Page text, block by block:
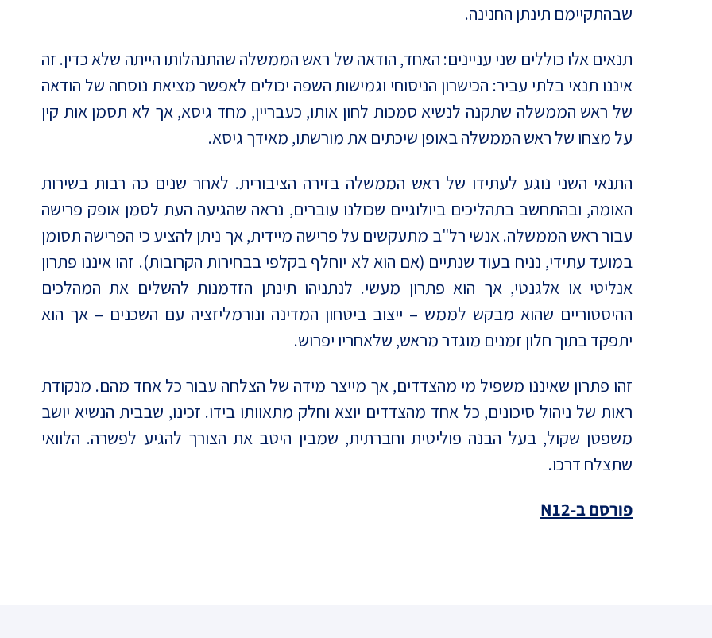
שבהתקיימם תינתן החנינה.
תנאים אלו כוללים שני עניינים: האחד, הודאה של ראש הממשלה שהתנהלותו הייתה שלא כדין. זה
איננו תנאי בלתי עביר: הכישרון הניסוחי וגמישות השפה יכולים לאפשר מציאת נוסחה של הודאה
של ראש הממשלה שתקנה לנשיא סמכות לחון אותו, כעבריין, מחד גיסא, אך לא תסמן אות קין
על מצחו של ראש הממשלה באופן שיכתים את מורשתו, מאידך גיסא.
התנאי השני נוגע לעתידו של ראש הממשלה בזירה הציבורית. לאחר שנים כה רבות בשירות
האומה, ובהתחשב בתהליכים ביולוגיים שכולנו עוברים, נראה שהגיעה העת לסמן אופק פרישה
עבור ראש הממשלה. אנשי רל"ב מתעקשים על פרישה מיידית, אך ניתן להציע כי הפרישה תסומן
במועד עתידי, נניח בעוד שנתיים (אם הוא לא יוחלף בקלפי בבחירות הקרובות). זהו איננו פתרון
אנליטי או אלגנטי, אך הוא פתרון מעשי. לנתניהו תינתן הזדמנות להשלים את המהלכים
ההיסטוריים שהוא מבקש לממש – ייצוב ביטחון המדינה ונורמליזציה עם השכנים – אך הוא
יתפקד בתוך חלון זמנים מוגדר מראש, שלאחריו יפרוש.
זהו פתרון שאיננו משפיל מי מהצדדים, אך מייצר מידה של הצלחה עבור כל אחד מהם. מנקודת
ראות של ניהול סיכונים, כל אחד מהצדדים יוצא וחלק מתאוותו בידו. זכינו, שבבית הנשיא יושב
משפטן שקול, בעל הבנה פוליטית וחברתית, שמבין היטב את הצורך להגיע לפשרה. הלוואי
שתצלח דרכו.
פורסם ב-N12